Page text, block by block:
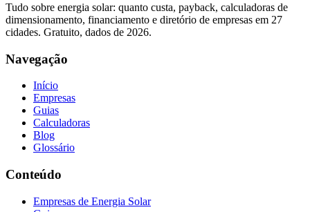
Tudo sobre energia solar: quanto custa, payback, calculadoras de
dimensionamento, financiamento e diretório de empresas em 27
cidades. Gratuito, dados de 2026.
Navegação
Início
Empresas
Guias
Calculadoras
Blog
Glossário
Conteúdo
Empresas de Energia Solar